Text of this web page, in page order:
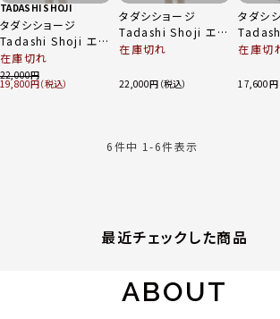
TADASHI SHOJI
タダシショージ
Tadashi Shoji エン
ブロイダリー チュー
ル レース ショートス
リーブ ワンピース グ
在庫切れ
22,000
19,800
タダシショージ
Tadashi Shoji エン
ブロイダリー チュー
ワンピース
在庫切れ
22,000
タダシ
ーツ レ
ス ベー
在庫切
17,600
6件中 1-6件表示
最近チェックした商品
ABOUT